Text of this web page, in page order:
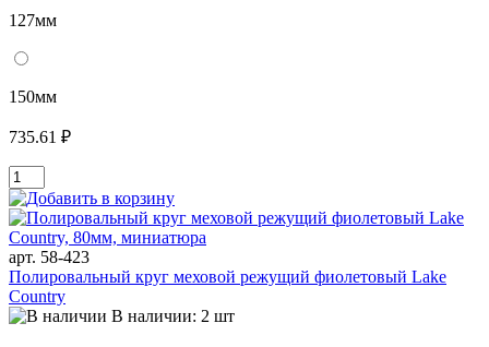
127мм
150мм
735.61 ₽
арт. 58-423
Полировальный круг меховой режущий фиолетовый Lake
Country
В наличии: 2 шт